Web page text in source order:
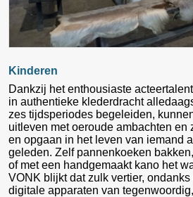
Kinderen
Dankzij het enthousiaste
in authentieke klederdracht
zes tijdsperiodes begeleiden,
uitleven met oeroude ambachten en
en opgaan in het leven van iemand
geleden. Zelf pannenkoeken
of met een handgemaakt kano het
VONK blijkt dat zulk vertier,
digitale apparaten van